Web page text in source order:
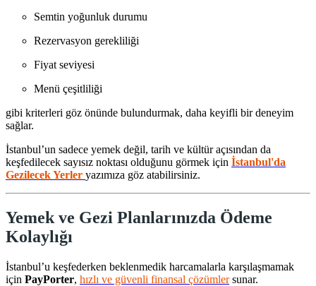
Semtin yoğunluk durumu
Rezervasyon gerekliliği
Fiyat seviyesi
Menü çeşitliliği
gibi kriterleri göz önünde bulundurmak, daha keyifli bir deneyim
sağlar.
İstanbul’un sadece yemek değil, tarih ve kültür açısından da
keşfedilecek sayısız noktası olduğunu görmek için İstanbul'da
Gezilecek Yerler yazımıza göz atabilirsiniz.
Yemek ve Gezi Planlarınızda Ödeme
Kolaylığı
İstanbul’u keşfederken beklenmedik harcamalarla karşılaşmamak
için PayPorter, hızlı ve güvenli finansal çözümlersunar.